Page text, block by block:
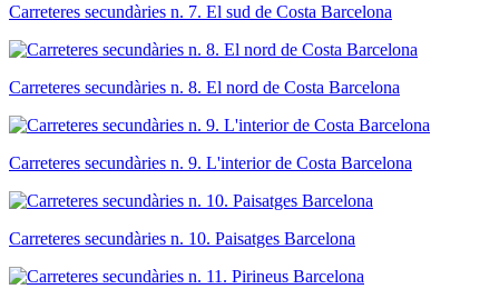
Carreteres secundàries n. 7. El sud de Costa Barcelona
Carreteres secundàries n. 8. El nord de Costa Barcelona
Carreteres secundàries n. 9. L'interior de Costa Barcelona
Carreteres secundàries n. 10. Paisatges Barcelona